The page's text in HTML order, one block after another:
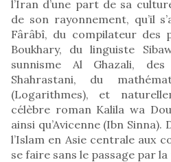
l’Iran d’une part de sa
de son rayonnement, qu’il
Fârâbî, du compilateur des
Boukhary, du linguiste
sunnisme Al Ghazali,
Shahrastani, du
(Logarithmes), et
célèbre roman Kalila wa
ainsi qu’Avicenne (Ibn Sinna).
l’Islam en Asie centrale aux
se faire sans le passage par